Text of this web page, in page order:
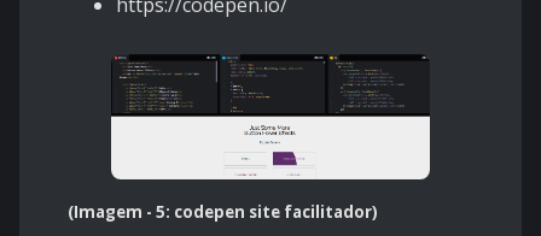
(Imagem - 5: codepen site facilitador)